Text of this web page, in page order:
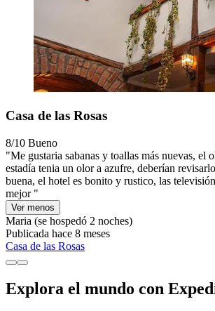
Casa de las Rosas
8/10 Bueno
"Me gustaria sabanas y toallas más nuevas, el
estadía tenia un olor a azufre, deberían
buena, el hotel es bonito y rustico, las
mejor "
Ver menos
Maria (se hospedó 2 noches)
Publicada hace 8 meses
Casa de las Rosas
Explora el mundo con